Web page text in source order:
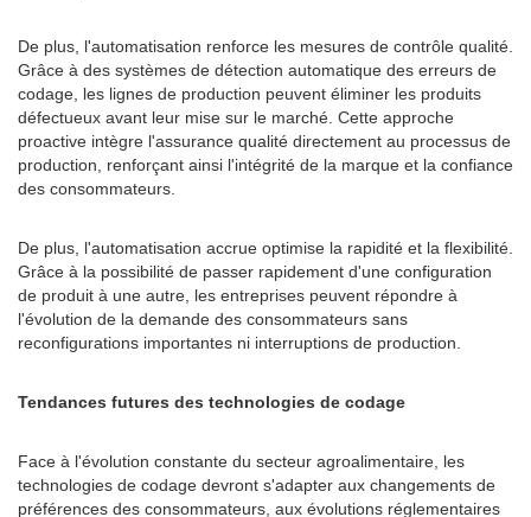
De plus, l'automatisation renforce les mesures de contrôle qualité.
Grâce à des systèmes de détection automatique des erreurs de
codage, les lignes de production peuvent éliminer les produits
défectueux avant leur mise sur le marché. Cette approche
proactive intègre l'assurance qualité directement au processus de
production, renforçant ainsi l'intégrité de la marque et la confiance
des consommateurs.
De plus, l'automatisation accrue optimise la rapidité et la flexibilité.
Grâce à la possibilité de passer rapidement d'une configuration
de produit à une autre, les entreprises peuvent répondre à
l'évolution de la demande des consommateurs sans
reconfigurations importantes ni interruptions de production.
Tendances futures des technologies de codage
Face à l'évolution constante du secteur agroalimentaire, les
technologies de codage devront s'adapter aux changements de
préférences des consommateurs, aux évolutions réglementaires